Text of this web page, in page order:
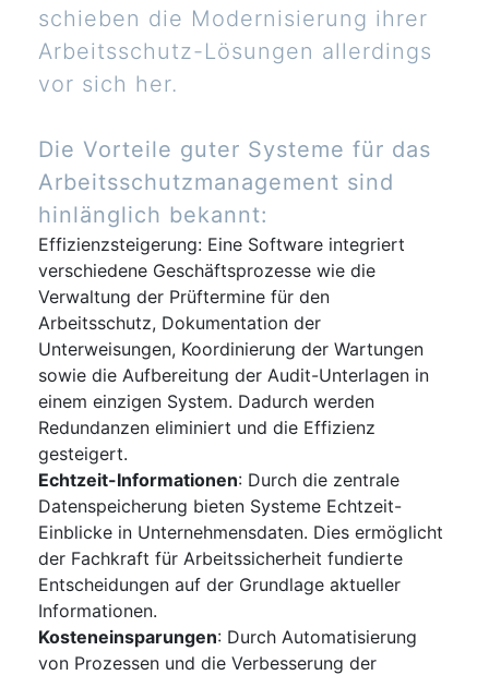
schieben die Modernisierung ihrer
Arbeitsschutz-Lösungen allerdings
vor sich her.
Die Vorteile guter Systeme für das
Arbeitsschutzmanagement sind
hinlänglich bekannt:
Effizienzsteigerung: Eine Software integriert
verschiedene Geschäftsprozesse wie die
Verwaltung der Prüftermine für den
Arbeitsschutz, Dokumentation der
Unterweisungen, Koordinierung der Wartungen
sowie die Aufbereitung der Audit-Unterlagen in
einem einzigen System. Dadurch werden
Redundanzen eliminiert und die Effizienz
gesteigert.
Echtzeit-Informationen: Durch die zentrale
Datenspeicherung bieten Systeme Echtzeit-
Einblicke in Unternehmensdaten. Dies ermöglicht
der Fachkraft für Arbeitssicherheit fundierte
Entscheidungen auf der Grundlage aktueller
Informationen.
Kosteneinsparungen: Durch Automatisierung
von Prozessen und die Verbesserung der